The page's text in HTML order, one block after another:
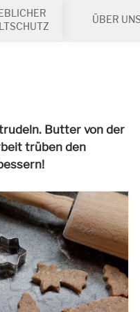
ÜBER
Butter von der
trüben den